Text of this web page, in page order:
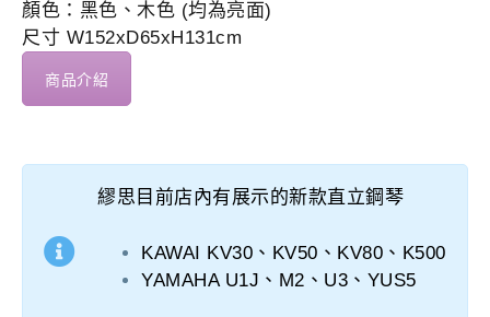
顏色：黑色、木色 (均為亮面)
尺寸 W152xD65xH131cm
商品介紹
繆思目前店內有展示的新款直立鋼琴
KAWAI KV30、KV50、KV80、K500
YAMAHA U1J、M2、U3、YUS5